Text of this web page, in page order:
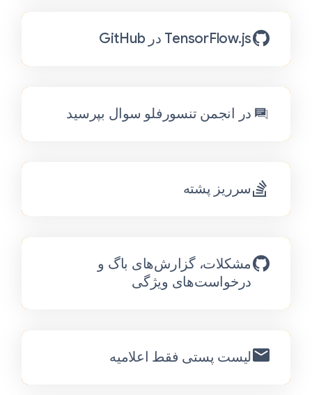
TensorFlow.js در GitHub
در انجمن تنسورفلو سوال بپرسید
سرریز پشته
مشکلات، گزارش‌های باگ و
درخواست‌های ویژگی
لیست پستی فقط اعلامیه